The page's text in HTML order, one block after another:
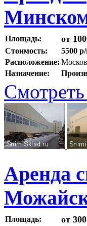
Площадь: от
Стоимость:
5500
Расположение:
Назначение:
Аренда
Площадь: от